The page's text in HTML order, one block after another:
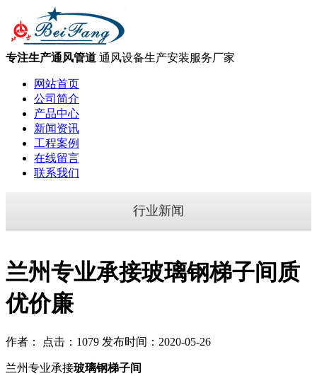
专注生产通风管道 通风设备生产安装服务厂家
网站首页
公司简介
产品中心
新闻资讯
工程案例
在线留言
联系我们
行业新闻
兰州专业承接玻璃钢梯子间质
优价廉
作者： 点击：1079 发布时间：2020-05-26
兰州专业承接玻璃钢梯子间